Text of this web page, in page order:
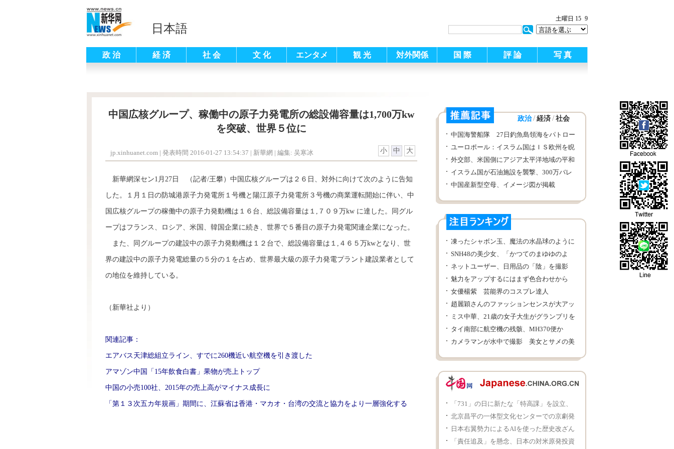
日本語
土曜日 15 9
政 治 経 済 社 会 文 化 エンタメ 観 光 対外関係 国 際 評 論 写 真
中国広核グループ、稼働中の原子力発電所の総設備容量は1,700万kw
を突破、世界５位に
jp.xinhuanet.com | 発表時間 2016-01-27 13:54:37 | 新華網 | 編集: 吴寒冰 小 中 大
新華網深セン1月27日 （記者/王攀）中国広核グループは２６日、対外に向けて次のように告知
した。１月１日の防城港原子力発電所１号機と陽江原子力発電所３号機の商業運転開始に伴い、中
国広核グループの稼働中の原子力発動機は１６台、総設備容量は１,７０９万kw に達した。同グル
ープはフランス、ロシア、米国、韓国企業に続き、世界で５番目の原子力発電関連企業になった。
また、同グループの建設中の原子力発動機は１２台で、総設備容量は１,４６５万kwとなり、世
界の建設中の原子力発電総量の５分の１を占め、世界最大級の原子力発電プラント建設業者として
の地位を維持している。
（新華社より）
関連記事：
エアバス天津総組立ライン、すでに260機近い航空機を引き渡した
アマゾン中国「15年飲食白書」果物が売上トップ
中国の小売100社、2015年の売上高がマイナス成長に
「第１３次五カ年規画」期間に、江蘇省は香港・マカオ・台湾の交流と協力をより一層強化する
政治 / 経済 / 社会
中国海警船隊 27日釣魚島領海をパトロー
ル
ユーロポール：イスラム国はＩＳ欧州を睨
んでいる！
外交部、米国側にアジア太平洋地域の平和
と安定に建設性のある役割を発揮するよう
希望
イスラム国が石油施設を襲撃、300万バレ
ルが失われる
中国産新型空母、イメージ図が掲載
凍ったシャボン玉、魔法の水晶球のように
SNH48の美少女、「かつてのまゆゆのよ
う」と日本で話題
ネットユーザー、日用品の「陰」を撮影
魅力をアップするにはまず色合わせから
女優楊紫 芸能界のコスプレ達人
趙麗穎さんのファッションセンスが大アッ
プ、とても綺麗
ミス中華、21歳の女子大生がグランプリを
受賞
タイ南部に航空機の残骸、MH370便か
カメラマンが水中で撮影 美女とサメの美